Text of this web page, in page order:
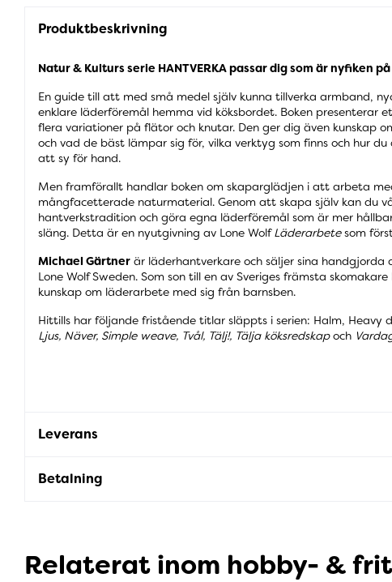
Produktbeskrivning
Natur & Kulturs serie HANTVERKA passar dig som är nyfiken
En guide till att med små medel själv kunna tillverka armband,
enklare läderföremål hemma vid köksbordet. Boken presenterar
flera variationer på flätor och knutar. Den ger dig även kunskap
och vad de bäst lämpar sig för, vilka verktyg som finns och hur
att sy för hand.
Men framförallt handlar boken om skaparglädjen i att arbeta
mångfacetterade naturmaterial. Genom att skapa själv kan du
hantverkstradition och göra egna läderföremål som är mer
släng. Detta är en nyutgivning av Lone WolfLäderarbetesom
Michael Gärtner är läderhantverkare och säljer sina handgjorda
Lone Wolf Sweden. Som son till en av Sveriges främsta
kunskap om läderarbete med sig från barnsben.
Hittills har följande fristående titlar släppts i serien: Halm, Heavy
Ljus, Näver, Simple weave, Tvål, Tälj!, Tälja köksredskapoch
Leverans
Betalning
Relaterat inom hobby- &